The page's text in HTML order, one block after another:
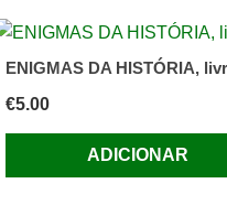
ENIGMAS DA HISTÓRIA,
€5.00
ADICIONAR